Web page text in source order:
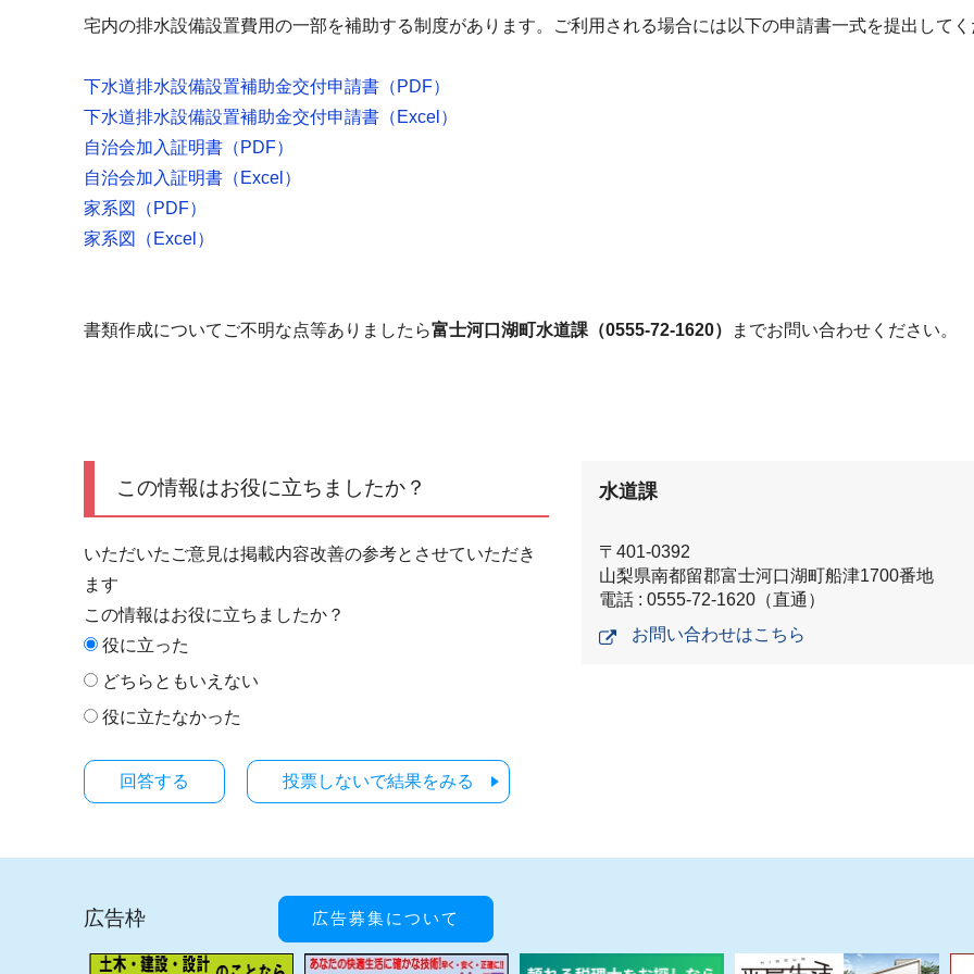
宅内の排水設備設置費用の一部を補助する制度があります。ご利用される場合には以下の申請書一式を提出して
下水道排水設備設置補助金交付申請書（ PDF）
下水道排水設備設置補助金交付申請書（ Excel ）
自治会加入証明書（ PDF）
自治会加入証明書（ Excel ）
家系図（ PDF）
家系図（ Excel ）
書類作成についてご不明な点等ありましたら富士河口湖町水道課（0555-72-1620） までお問い合わせください。
この情報はお役に立ちましたか？
いただいたご意見は掲載内容改善の参考とさせていただき
ます
この情報はお役に立ちましたか？
役に立った
どちらともいえない
役に立たなかった
投票しないで結果をみる
水道課
〒401-0392
山梨県南都留郡富士河口湖町船津1700番地
電話 : 0555-72-1620（直通）
お問い合わせはこちら
広告枠 広告募集について